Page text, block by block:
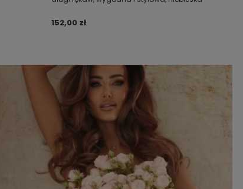
152,00 zł